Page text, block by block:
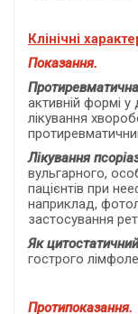
Клінічні
Показання.
Протиревматична
активній формі у
лікування
Лікування
вульгарного,
пацієнтів при
наприклад,
застосування
Як
гострого
Протипоказання.